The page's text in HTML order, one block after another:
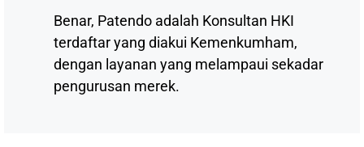
Benar, Patendo adalah Konsultan HKI
terdaftar yang diakui Kemenkumham,
dengan layanan yang melampaui sekadar
pengurusan merek.